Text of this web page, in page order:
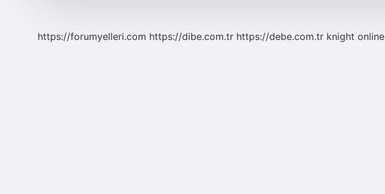
https://forumyelleri.com https://dibe.com.tr https://debe.com.tr knight online